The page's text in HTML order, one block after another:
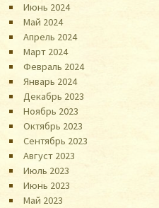
Июнь 2024
Май 2024
Апрель 2024
Март 2024
Февраль 2024
Январь 2024
Декабрь 2023
Ноябрь 2023
Октябрь 2023
Сентябрь 2023
Август 2023
Июль 2023
Июнь 2023
Май 2023